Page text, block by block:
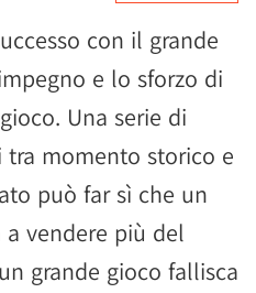
con il grande
e lo sforzo di
Una serie di
momento storico e
può far sì che un
vendere più del
grande gioco fallisca